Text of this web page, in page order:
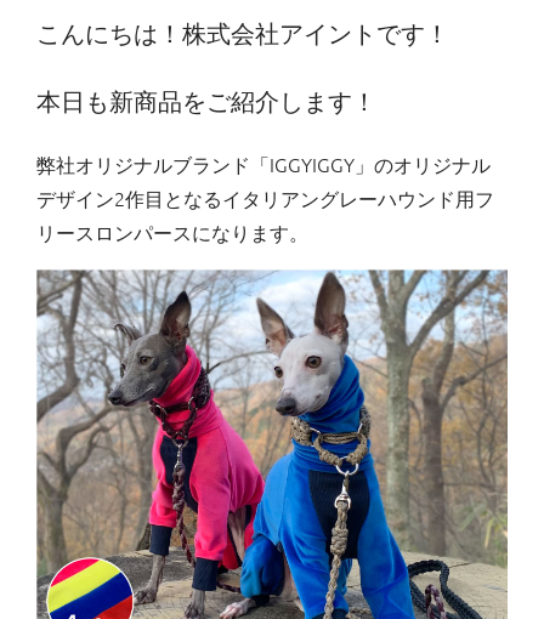
こんにちは！株式会社アイントです！
本日も新商品をご紹介します！
弊社オリジナルブランド「IGGYIGGY」のオリジナル
デザイン2作目となるイタリアングレーハウンド用フ
リースロンパースになります。